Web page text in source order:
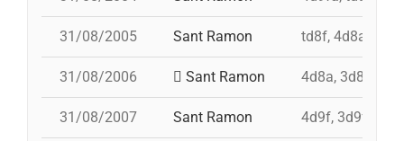
31/08/2005 Sant Ramon td8f, 4d8a, 3d8,
31/08/2006 Sant Ramon 4d8a, 3d8,
31/08/2007 Sant Ramon 4d9f, 3d9f,